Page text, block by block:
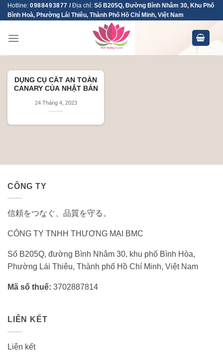
SkipHotline: 0988493877 /Địa chỉ: Số B205Q, Đường Bình Nhâm 30, Khu Phố
Bình Hoà, Phường Lái Thiêu, Thành Phố Hồ Chí Minh, Việt Nam
DỤNG CỤ CẮT AN TOÀN
CANARY CỦA NHẬT BẢN
24 Tháng 4, 2023
CÔNG TY
信頼をつなぐ、品質を守る。
CÔNG TY TNHH THƯƠNG MẠI BMC
Số B205Q, đường Bình Nhâm 30, khu phố Bình Hòa,
Phường Lái Thiêu, Thành phố Hồ Chí Minh, Việt Nam
Mã số thuế: 3702887814
LIÊN KẾT
Liên kết